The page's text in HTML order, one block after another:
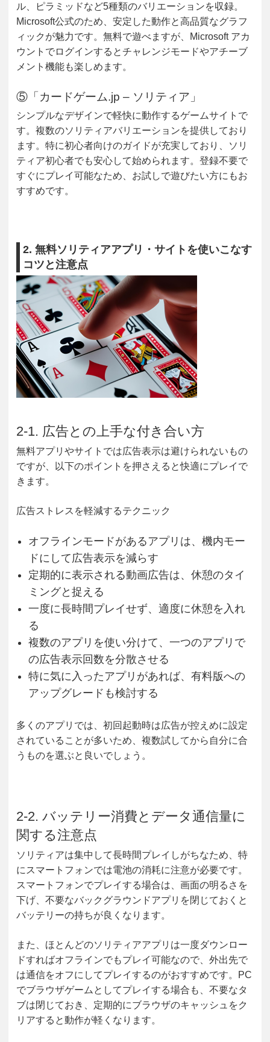
ル、ピラミッドなど5種類のバリエーションを収録。
Microsoft公式のため、安定した動作と高品質なグラフ
ィックが魅力です。無料で遊べますが、Microsoft アカ
ウントでログインするとチャレンジモードやアチーブ
メント機能も楽しめます。
⑤「カードゲーム.jp – ソリティア」
シンプルなデザインで軽快に動作するゲームサイトで
す。複数のソリティアバリエーションを提供しており
ます。特に初心者向けのガイドが充実しており、ソリ
ティア初心者でも安心して始められます。登録不要で
すぐにプレイ可能なため、お試しで遊びたい方にもお
すすめです。
2. 無料ソリティアアプリ・サイトを使いこなす
コツと注意点
2-1. 広告との上手な付き合い方
無料アプリやサイトでは広告表示は避けられないもの
ですが、以下のポイントを押さえると快適にプレイで
きます。
広告ストレスを軽減するテクニック
オフラインモードがあるアプリは、機内モー
ドにして広告表示を減らす
定期的に表示される動画広告は、休憩のタイ
ミングと捉える
一度に長時間プレイせず、適度に休憩を入れ
る
複数のアプリを使い分けて、一つのアプリで
の広告表示回数を分散させる
特に気に入ったアプリがあれば、有料版への
アップグレードも検討する
多くのアプリでは、初回起動時は広告が控えめに設定
されていることが多いため、複数試してから自分に合
うものを選ぶと良いでしょう。
2-2. バッテリー消費とデータ通信量に
関する注意点
ソリティアは集中して長時間プレイしがちなため、特
にスマートフォンでは電池の消耗に注意が必要です。
スマートフォンでプレイする場合は、画面の明るさを
下げ、不要なバックグラウンドアプリを閉じておくと
バッテリーの持ちが良くなります。
また、ほとんどのソリティアアプリは一度ダウンロー
ドすればオフラインでもプレイ可能なので、外出先で
は通信をオフにしてプレイするのがおすすめです。PC
でブラウザゲームとしてプレイする場合も、不要なタ
ブは閉じておき、定期的にブラウザのキャッシュをク
リアすると動作が軽くなります。